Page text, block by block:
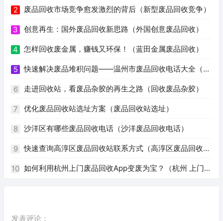
2 废品回收市场竞争愈发激烈的背后（新型废品回收竞争）
3 创意再生：国外废品回收新思路（外国创意废品回收）
4 怎样回收废金属，赚钱又环保！（蓝田金属废品回收）
5 快速解决废品堆积问题——温州市废品回收电话大全（温
州废品回收电话号码）
6 走进回收站，看废品杂胶的再生之路（回收废品杂胶）
7 优化废品回收站选址方案（废品回收站选址）
8 沙洋区有哪些废品回收电话（沙洋废品回收电话）
9 快速查询高淳区废品回收站联系方式（高淳区废品回收站
电话）
10 如何利用杭州上门废品回收App变废为宝？（杭州 上门回
发表评论：